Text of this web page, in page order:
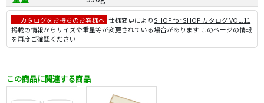
カタログをお持ちのお客様へ 仕様変更によりSHOP for SHOP カタログ VOL.11
掲載の情報からサイズや重量等が変更されている場合があります このページの情報
を再度ご確認ください
この商品に関連する商品